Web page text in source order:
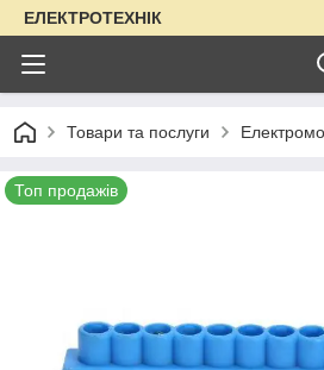
ЕЛЕКТРОТЕХНІК
Товари та послуги
Топ продажів